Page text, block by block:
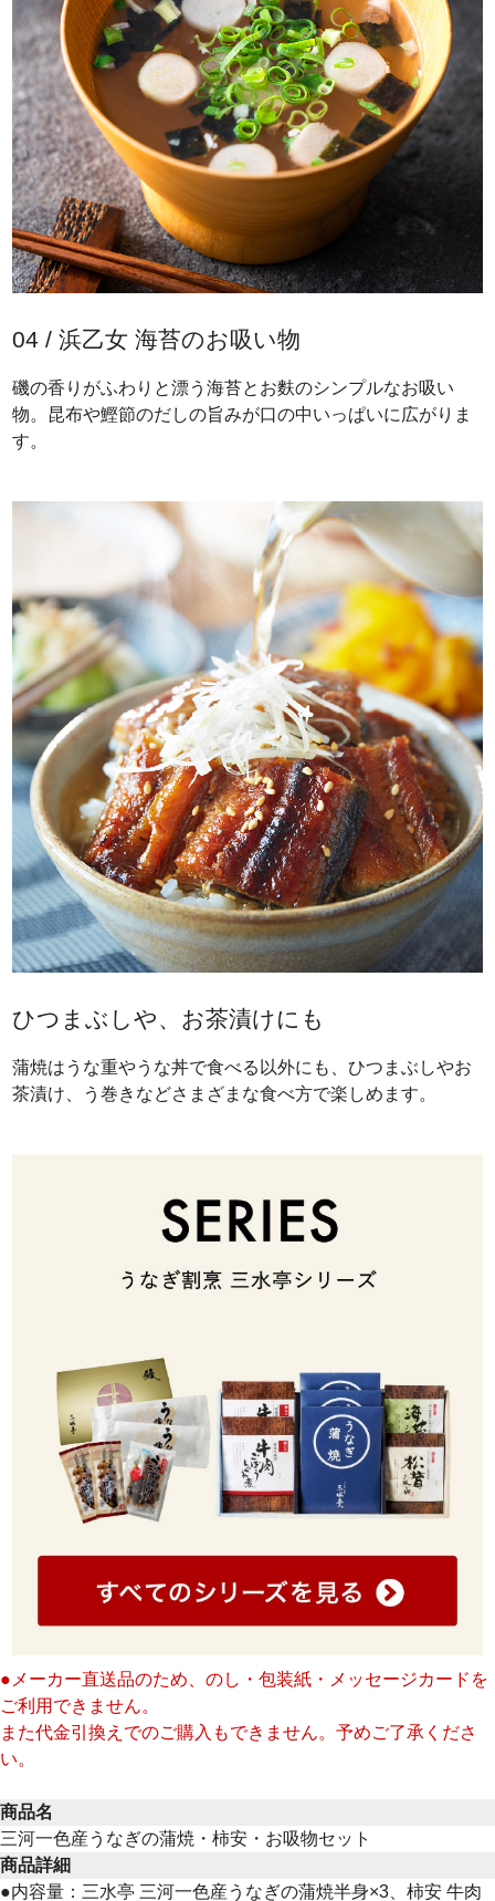
04 / 浜乙女 海苔のお吸い物
磯の香りがふわりと漂う海苔とお麩のシンプルなお吸い
物。昆布や鰹節のだしの旨みが口の中いっぱいに広がりま
す。
ひつまぶしや、お茶漬けにも
蒲焼はうな重やうな丼で食べる以外にも、ひつまぶしやお
茶漬け、う巻きなどさまざまな食べ方で楽しめます。
●メーカー直送品のため、のし・包装紙・メッセージカードを
ご利用できません。
また代金引換えでのご購入もできません。予めご了承くださ
い。
商品名
三河一色産うなぎの蒲焼・柿安・お吸物セット
商品詳細
●内容量：三水亭 三河一色産うなぎの蒲焼半身×3、柿安 牛肉